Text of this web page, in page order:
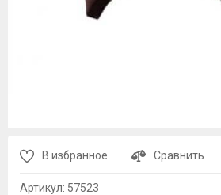
В избранное Сравнить
Артикул: 57523